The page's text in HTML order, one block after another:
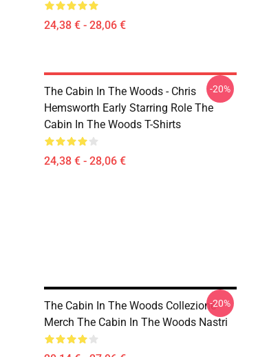
24,38 € - 28,06 €
The Cabin In The Woods - Chris
Hemsworth Early Starring Role The
Cabin In The Woods T-Shirts
24,38 € - 28,06 €
-20%
The Cabin In The Woods Collezione
Merch The Cabin In The Woods Nastri
-20%